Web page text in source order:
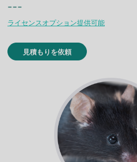
---
ライセンスオプション提供可能
見積もりを依頼